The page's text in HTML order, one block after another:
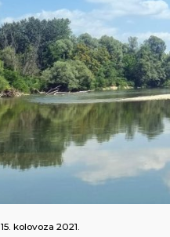
15. kolovoza 2021.